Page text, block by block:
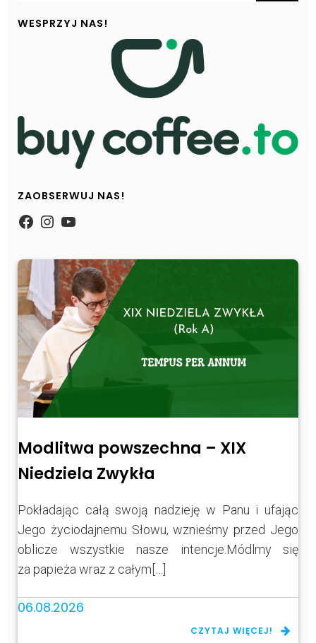
WESPRZYJ NAS!
ZAOBSERWUJ NAS!
https://www.facebook.com/
Instagram
YouTube
Modlitwa powszechna – XIX
Niedziela Zwykła
Pokładając całą swoją nadzieję w Panu i ufając
Jego życiodajnemu Słowu, wznieśmy przed Jego
oblicze wszystkie nasze intencje.Módlmy się
za papieża wraz z całym[…]
06.08.2026
CZYTAJ WIĘCEJ!